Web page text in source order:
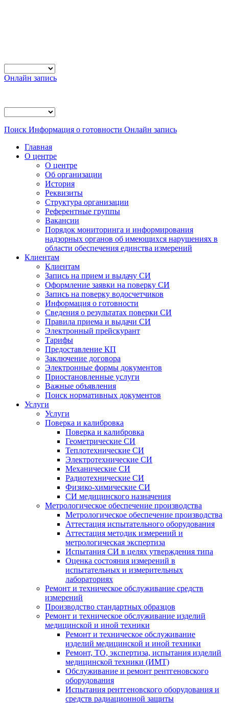
Онлайн запись
Поиск Информация о готовности Онлайн запись
Главная
О центре
О центре
Об организации
История
Реквизиты
Структура организации
Референтные группы
Вакансии
Порядок мониторинга и информирования
надзорных органов об имеющихся нарушениях в
области обеспечения единства измерений
Клиентам
Клиентам
Запись на прием и выдачу СИ
Оформление заявки на поверку СИ
Запись на поверку водосчетчиков
Информация о готовности
Сведения о результатах поверки СИ
Правила приема и выдачи СИ
Электронный прейскурант
Тарифы
Предоставление КП
Заключение договора
Электронные формы документов
Приостановленные услуги
Важные объявления
Поиск нормативных документов
Услуги
Услуги
Поверка и калибровка
Поверка и калибровка
Геометрические СИ
Теплотехнические СИ
Электротехнические СИ
Механические СИ
Радиотехнические СИ
Физико-химические СИ
СИ медицинского назначения
Метрологическое обеспечение производства
Метрологическое обеспечение производства
Аттестация испытательного оборудования
Аттестация методик измерений и
метрологическая экспертиза
Испытания СИ в целях утверждения типа
Оценка состояния измерений в
испытательных и измерительных
лабораториях
Ремонт и техническое обслуживание средств
измерений
Производство стандартных образцов
Ремонт и техническое обслуживание изделий
медицинской и иной техники
Ремонт и техническое обслуживание
изделий медицинской и иной техники
Ремонт, ТО, экспертиза, испытания изделий
медицинской техники (ИМТ)
Обслуживание и ремонт рентгеновского
оборудования
Испытания рентгеновского оборудования и
средств радиационной защиты